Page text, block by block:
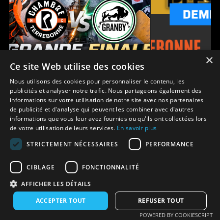
Finale LHSAAAQ
Terrebonne
Granby
Série de 4 matchs
Demi-finale
Plessisville
Série de 5
Accueil APEXLIVE.TV
Politique de confidentialité
Termes et conditions
×
Ce site Web utilise des cookies
Nous utilisons des cookies pour personnaliser le contenu, les
publicités et analyser notre trafic. Nous partageons également des
informations sur votre utilisation de notre site avec nos partenaires
de publicité et d'analyse qui peuvent les combiner avec d'autres
informations que vous leur avez fournies ou qu'ils ont collectées lors
de votre utilisation de leurs services. En savoir plus
STRICTEMENT NÉCESSAIRES
PERFORMANCE
CIBLAGE FONCTIONNALITÉ
AFFICHER LES DÉTAILS
ACCEPTER TOUT
REFUSER TOUT
POWERED BY COOKIESCRIPT